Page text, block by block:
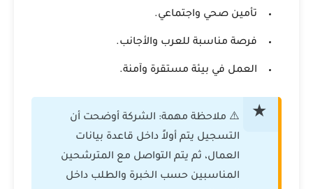
تأمين صحي واجتماعي.
فرصة مناسبة للعرب والأجانب.
العمل في بيئة مستقرة وآمنة.
⚠️ ملاحظة مهمة: الشركة أوضحت أن
التسجيل يتم أولاً داخل قاعدة بيانات
العمال، ثم يتم التواصل مع المترشحين
المناسبين حسب الخبرة والطلب داخل